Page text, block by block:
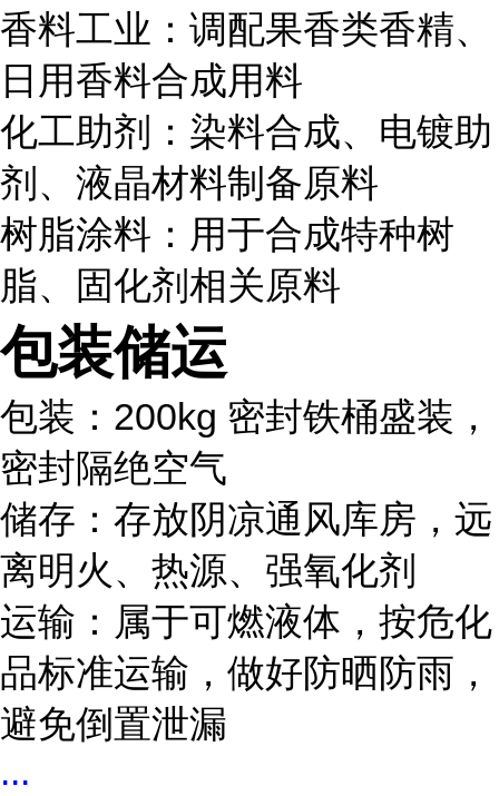
香料工业：调配果香类香精、
日用香料合成用料
化工助剂：染料合成、电镀助
剂、液晶材料制备原料
树脂涂料：用于合成特种树
脂、固化剂相关原料
包装储运
包装：200kg 密封铁桶盛装，
密封隔绝空气
储存：存放阴凉通风库房，远
离明火、热源、强氧化剂
运输：属于可燃液体，按危化
品标准运输，做好防晒防雨，
避免倒置泄漏
...